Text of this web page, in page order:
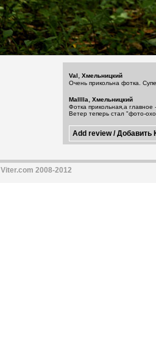
Val, Хмельницкий
Очень прикольна фотка.
Malllla, Хмельницкий
Фотка прикольная,а
Ветер теперь стал "фото-
Viter.com 2008-2012